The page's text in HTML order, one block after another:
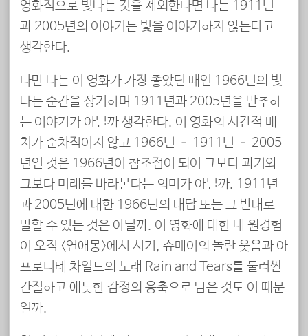
영화적으로 빛나는 것을 제외한다면 나는 1911년
과 2005년의 이야기는 빛을 이야기하지 않는다고
생각한다.
다만 나는 이 영화가 가장 좋았던 때인 1966년의 빛
나는 순간을 상기하며 1911년과 2005년을 반추하
는 이야기가 아닐까 생각한다. 이 영화의 시간적 배
치가 순차적이지 않고 1966년 – 1911년 – 2005
년인 것은 1966년이 참조점이 되어 그보다 과거와
그보다 미래를 바라본다는 의미가 아닐까. 1911년
과 2005년에 대한 1966년의 대답 또는 그 반대로
말할 수 있는 것은 아닐까. 이 영화에 대한 내 원경험
이 오직 <연애몽>에서 서기, 슈메이의 놀란 웃음과 아
프로디테 차일드의 노래 Rain and Tears를 둘러싼
간절하고 애틋한 감정의 응축으로 남은 것도 이 때문
일까.